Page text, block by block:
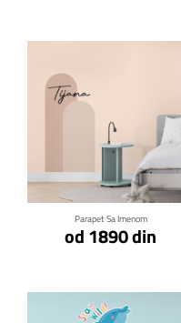
Parapet Sa Imenom
od 1890 din
Klikni za detalje